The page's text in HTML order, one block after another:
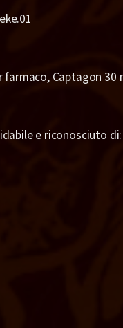
Captagon 30
e riconosciuto